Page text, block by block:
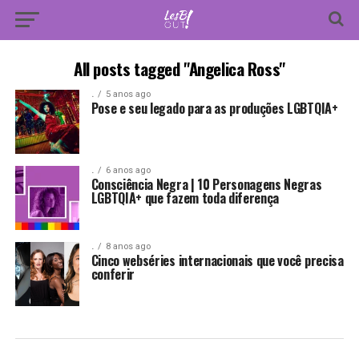
All posts tagged "Angelica Ross"
. 5 anos ago
Pose e seu legado para as produções LGBTQIA+
. 6 anos ago
Consciência Negra | 10 Personagens Negras
LGBTQIA+ que fazem toda diferença
. 8 anos ago
Cinco webséries internacionais que você precisa
conferir